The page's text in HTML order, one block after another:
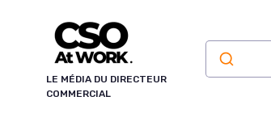
LE MÉDIA DU DIRECTEUR
COMMERCIAL